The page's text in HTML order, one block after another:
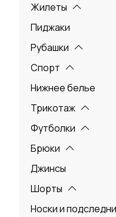
Жилеты
Пиджаки
Рубашки
Спорт
Нижнее белье
Трикотаж
Футболки
Брюки
Джинсы
Шорты
Носки и